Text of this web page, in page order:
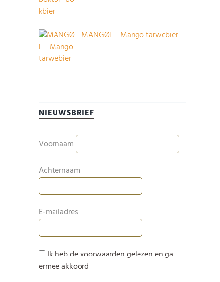
MANGØL - Mango tarwebier
NIEUWSBRIEF
Voornaam
Achternaam
E-mailadres
Ik heb de voorwaarden gelezen en ga
ermee akkoord